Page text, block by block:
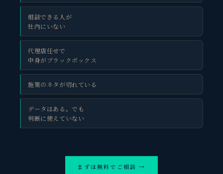
相談できる人が
社内にいない
代理店任せで
中身がブラックボックス
施策のネタが切れている
データはある。でも
判断に使えていない
まずは無料でご相談 →